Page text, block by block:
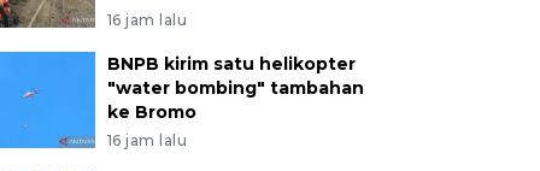
16 jam lalu
BNPB kirim satu helikopter
"water bombing" tambahan
ke Bromo
16 jam lalu